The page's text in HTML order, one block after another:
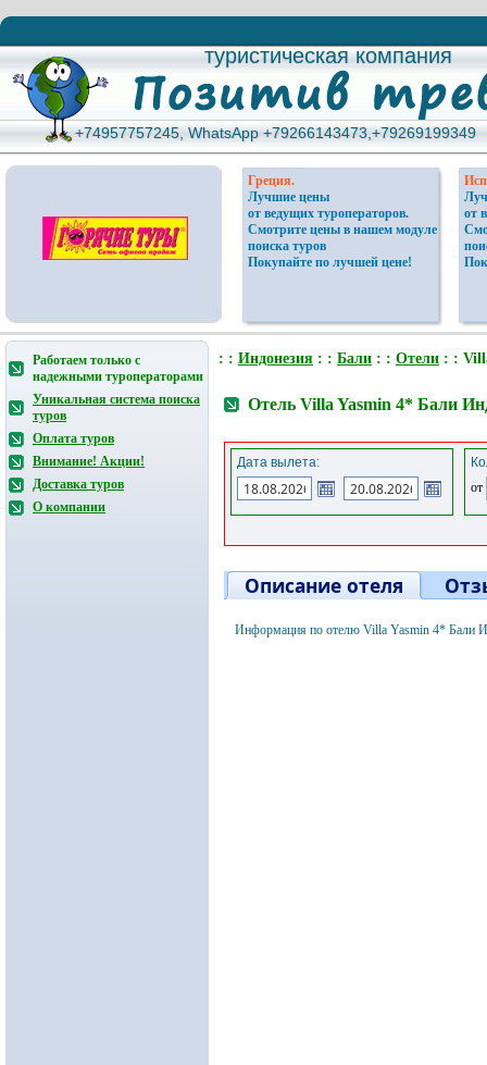
туристическая компания
туристическая компания
+74957757245, WhatsApp +79266143473,+79269199349
+74957757245, WhatsApp +79266143473,+79269199349
Греция.
Лучшие цены
от ведущих туроператоров.
Смотрите цены в нашем модуле
поиска туров
Покупайте по лучшей цене!
от
Работаем только с
надежными туроператорами
Уникальная система поиска
туров
Оплата туров
Внимание! Акции!
Доставка туров
О компании
: : Индонезия : : Бали : : Отели : :
Отель Villa Yasmin 4* Бали
Дата вылета:
от
Описание отеля
Информация по отелю Villa Yasmin 4* Бали